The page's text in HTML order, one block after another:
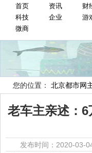
首页 资讯 财
科技
企业 游
微商
您的位置： 北京都市网
老车主亲述：
发布时间：2020-03-